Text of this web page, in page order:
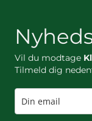
Vil du modtage
Tilmeld dig